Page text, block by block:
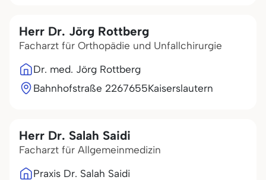
Herr Dr. Jörg Rottberg
Facharzt für Orthopädie und Unfallchirurgie
Dr. med. Jörg Rottberg
Bahnhofstraße 2267655Kaiserslautern
Herr Dr. Salah Saidi
Facharzt für Allgemeinmedizin
Praxis Dr. Salah Saidi